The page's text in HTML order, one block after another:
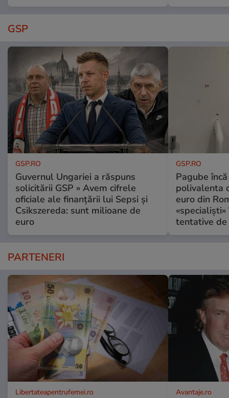
GSP
GSP.RO
Guvernul Ungariei a răspuns
solicitării GSP » Avem cifrele
oficiale ale finanțării lui Sepsi și
Csikszereda: sunt milioane de
euro
GSP.RO
Pagube
polivalenta
euro din
tentative de
PARTENERI
Libertateapentrufemei.ro Avantaje.ro